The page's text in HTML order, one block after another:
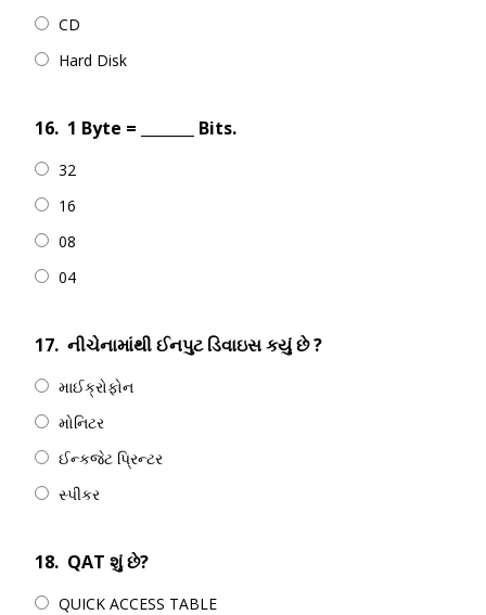
CD
Hard Disk
16. 1 Byte = _______ Bits.
32
16
08
04
17. નીચેનામાંથી ઈનપુટ ડિવાઇસ કયું છે ?
માઈક્રોફોન
મોનિટર
ઈન્કજેટ પ્રિન્ટર
સ્પીકર
18. QAT શું છે?
QUICK ACCESS TABLE